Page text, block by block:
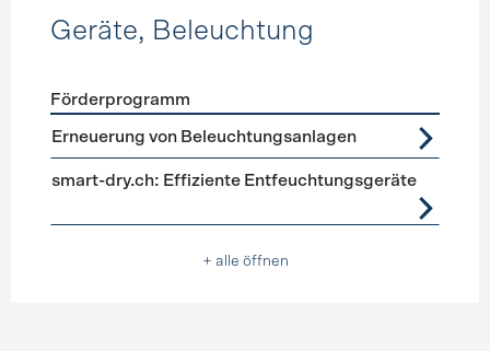
Geräte, Beleuchtung
Förderprogramme Geräte, Beleuchtung
Förderprogramm
Erneuerung von Beleuchtungsanlagen
smart-dry.ch: Effiziente Entfeuchtungsgeräte
+ alle öffnen